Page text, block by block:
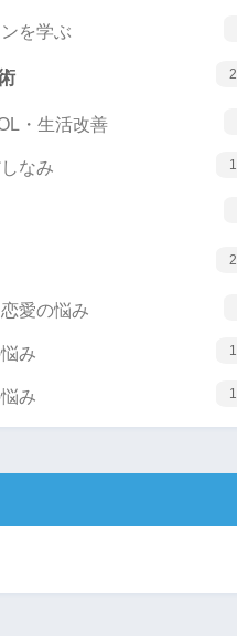
を学ぶ
・生活改善
なみ
愛の悩み
み
み